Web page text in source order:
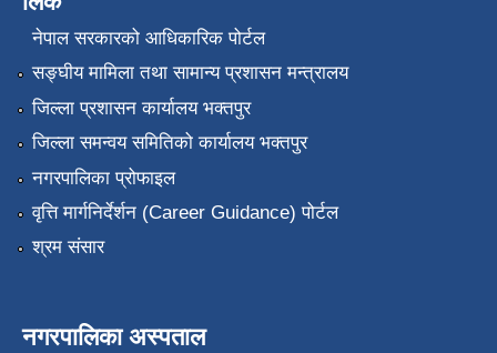
नेपाल सरकारको आधिकारिक पोर्टल
सङ्‍घीय मामिला तथा सामान्य प्रशासन मन्त्रालय
जिल्ला प्रशासन कार्यालय भक्तपुर
जिल्ला समन्वय समितिको कार्यालय भक्तपुर
नगरपालिका प्रोफाइल
वृत्ति मार्गनिर्देर्शन (Career Guidance) पोर्टल
श्रम संसार
नगरपालिका अस्पताल